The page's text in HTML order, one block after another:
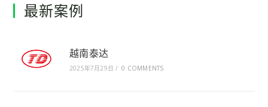
最新案例
越南泰达
2025年7月29日 / 0 COMMENTS